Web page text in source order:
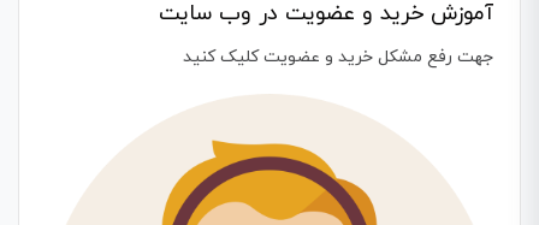
آموزش خرید و عضویت در وب سایت
جهت رفع مشکل خرید و عضویت کلیک کنید